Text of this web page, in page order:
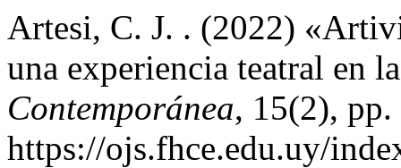
Artesi, C. J. . (2022)
una experiencia teatral en
Contemporánea, 15(2),
https://ojs.fhce.edu.uy/